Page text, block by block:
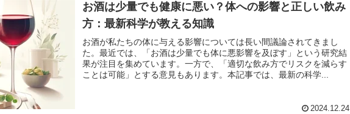
お酒は少量でも健康に悪い？体への影響と正しい飲み
方：最新科学が教える知識
お酒が私たちの体に与える影響については長い間議論されてきまし
た。最近では、「お酒は少量でも体に悪影響を及ぼす」という研究結
果が注目を集めています。一方で、「適切な飲み方でリスクを減らす
ことは可能」とする意見もあります。本記事では、最新の科学...
2024.12.24